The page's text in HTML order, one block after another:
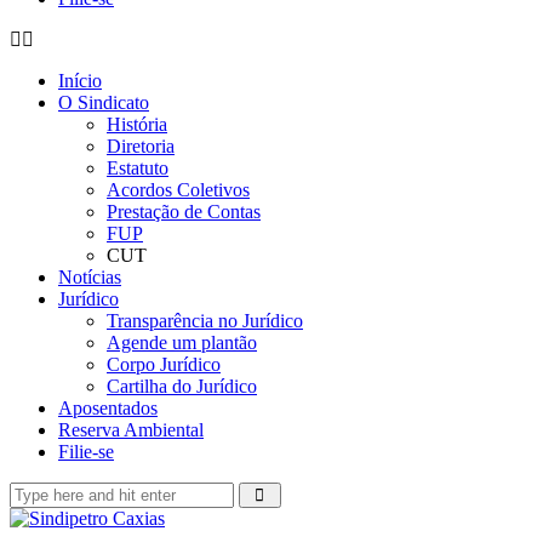
Início
O Sindicato
História
Diretoria
Estatuto
Acordos Coletivos
Prestação de Contas
FUP
CUT
Notícias
Jurídico
Transparência no Jurídico
Agende um plantão
Corpo Jurídico
Cartilha do Jurídico
Aposentados
Reserva Ambiental
Filie-se